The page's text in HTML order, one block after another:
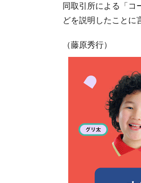
同取引所による「コ
どを説明したことに
（藤原秀行）